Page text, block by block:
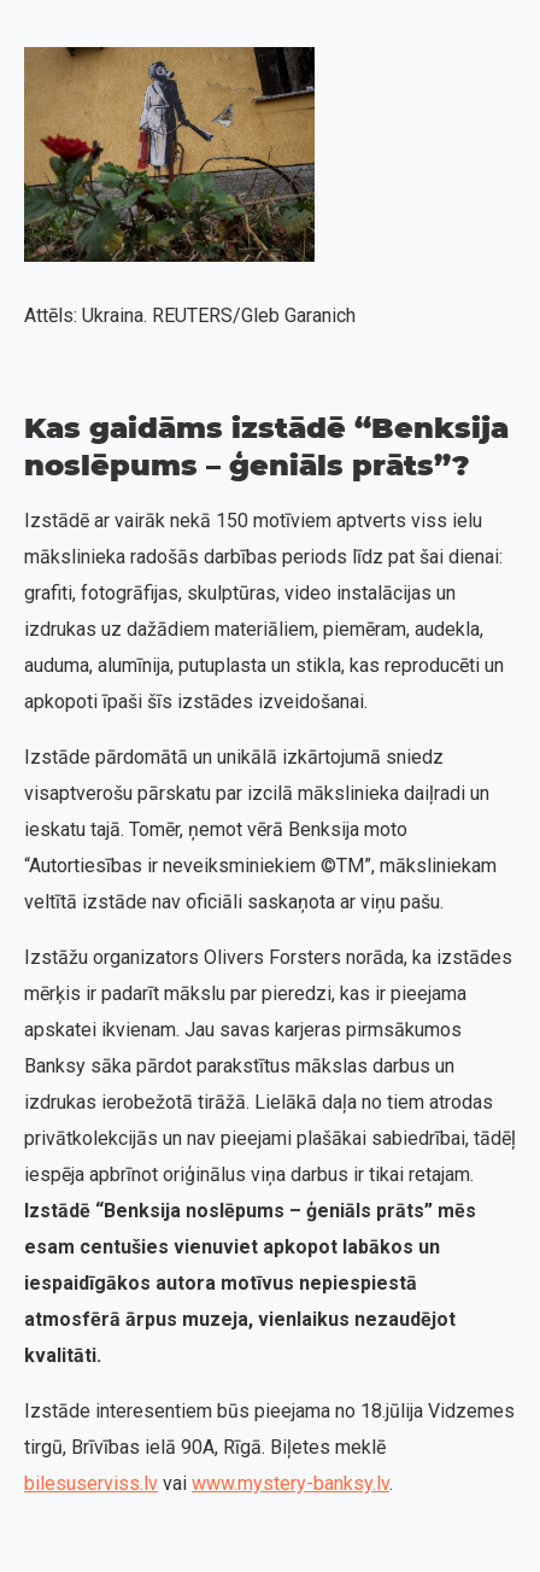
Attēls: Ukraina. REUTERS/Gleb Garanich
Kas gaidāms izstādē “Benksija
noslēpums – ģeniāls prāts”?
Izstādē ar vairāk nekā 150 motīviem aptverts viss ielu
mākslinieka radošās darbības periods līdz pat šai dienai:
grafiti, fotogrāfijas, skulptūras, video instalācijas un
izdrukas uz dažādiem materiāliem, piemēram, audekla,
auduma, alumīnija, putuplasta un stikla, kas reproducēti un
apkopoti īpaši šīs izstādes izveidošanai.
Izstāde pārdomātā un unikālā izkārtojumā sniedz
visaptverošu pārskatu par izcilā mākslinieka daiļradi un
ieskatu tajā. Tomēr, ņemot vērā Benksija moto
“Autortiesības ir neveiksminiekiem ©TM”, māksliniekam
veltītā izstāde nav oficiāli saskaņota ar viņu pašu.
Izstāžu organizators Olivers Forsters norāda, ka izstādes
mērķis ir padarīt mākslu par pieredzi, kas ir pieejama
apskatei ikvienam. Jau savas karjeras pirmsākumos
Banksy sāka pārdot parakstītus mākslas darbus un
izdrukas ierobežotā tirāžā. Lielākā daļa no tiem atrodas
privātkolekcijās un nav pieejami plašākai sabiedrībai, tādēļ
iespēja apbrīnot oriģinālus viņa darbus ir tikai retajam.
Izstādē “Benksija noslēpums – ģeniāls prāts” mēs
esam centušies vienuviet apkopot labākos un
iespaidīgākos autora motīvus nepiespiestā
atmosfērā ārpus muzeja, vienlaikus nezaudējot
kvalitāti.
Izstāde interesentiem būs pieejama no 18.jūlija Vidzemes
tirgū, Brīvības ielā 90A, Rīgā. Biļetes meklē
bilesuserviss.lv vai www.mystery-banksy.lv.